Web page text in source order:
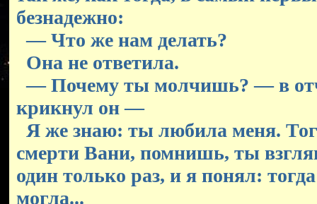
безнадежно:
— Что же нам делать?
Она не ответила.
— Почему ты молчишь? — в
крикнул он —
Я же знаю: ты любила меня.
смерти Вани, помнишь, ты
один только раз, и я понял:
могла...